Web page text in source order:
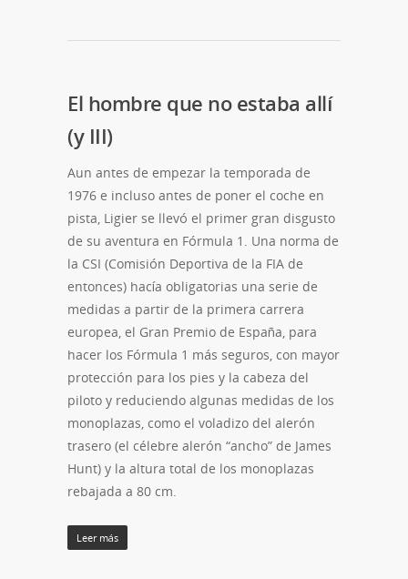
El hombre que no estaba allí
(y III)
Aun antes de empezar la temporada de
1976 e incluso antes de poner el coche en
pista, Ligier se llevó el primer gran disgusto
de su aventura en Fórmula 1. Una norma de
la CSI (Comisión Deportiva de la FIA de
entonces) hacía obligatorias una serie de
medidas a partir de la primera carrera
europea, el Gran Premio de España, para
hacer los Fórmula 1 más seguros, con mayor
protección para los pies y la cabeza del
piloto y reduciendo algunas medidas de los
monoplazas, como el voladizo del alerón
trasero (el célebre alerón “ancho” de James
Hunt) y la altura total de los monoplazas
rebajada a 80 cm.
Leer más